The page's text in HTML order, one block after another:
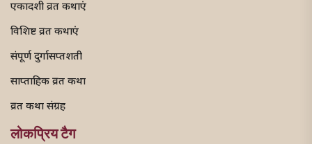
एकादशी व्रत कथाएं
विशिष्ट व्रत कथाएं
संपूर्ण दुर्गासप्तशती
साप्ताहिक व्रत कथा
व्रत कथा संग्रह
लोकप्रिय टैग